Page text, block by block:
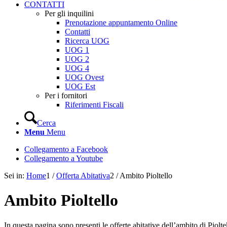
CONTATTI
Per gli inquilini
Prenotazione appuntamento Online
Contatti
Ricerca UOG
UOG 1
UOG 2
UOG 4
UOG Ovest
UOG Est
Per i fornitori
Riferimenti Fiscali
Cerca
Menu Menu
Collegamento a Facebook
Collegamento a Youtube
Sei in: Home1 / Offerta Abitativa2 / Ambito Pioltello
Ambito Pioltello
In questa pagina sono presenti le offerte abitative dell’ambito di